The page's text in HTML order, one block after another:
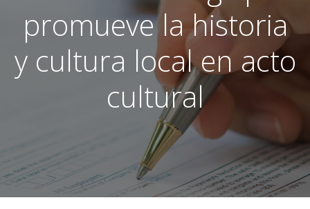
promueve la historia
y cultura local en acto
cultural